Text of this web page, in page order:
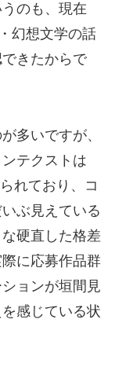
のも、現在
幻想文学の話
きたからで
多いですが、
テクストは
れており、コ
ぶ見えている
硬直した格差
に応募作品群
ョンが垣間見
感じている状